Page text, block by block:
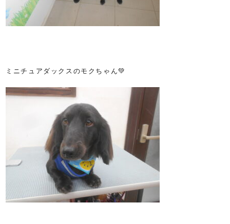
ミニチュアダックスのモクちゃん💚